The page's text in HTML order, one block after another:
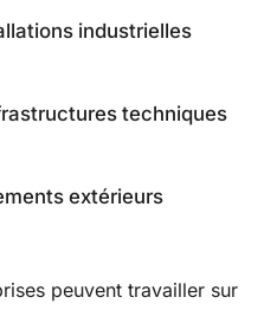
industrielles
techniques
extérieurs
peuvent travailler sur